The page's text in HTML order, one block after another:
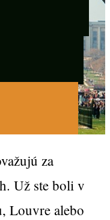
za
Už ste boli v
Louvre alebo